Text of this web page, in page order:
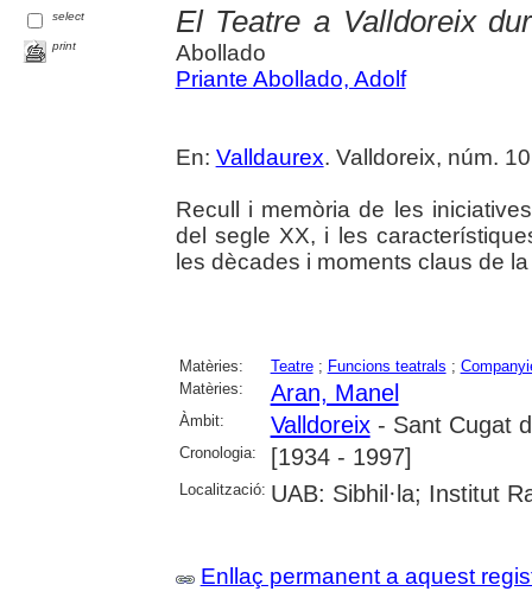
select
print
El Teatre a Valldoreix
Abollado
Priante Abollado, Adolf
En: Valldaurex. Valldoreix, núm.
Recull i memòria de les
del segle XX, i les
les dècades i moments claus de
Matèries: Teatre; Funcions teatrals ;
Matèries:
Aran, Manel
Àmbit: Valldoreix- Sant Cugat
Cronologia: [1934 - 1997]
Localització: UAB: Sibhil·la; Institut
Enllaç permanent a aquest